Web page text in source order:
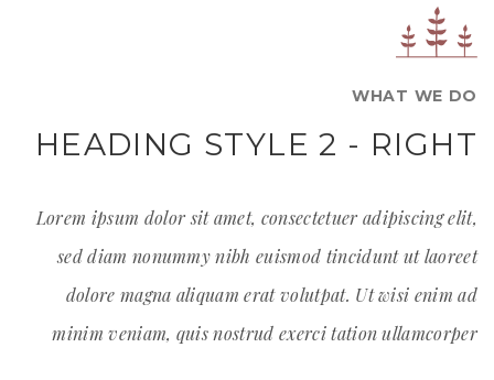
WHAT WE DO
HEADING STYLE 2 - RIGHT
Lorem ipsum dolor sit amet, consectetuer adipiscing elit,
sed diam nonummy nibh euismod tincidunt ut laoreet
dolore magna aliquam erat volutpat. Ut wisi enim ad
minim veniam, quis nostrud exerci tation ullamcorper